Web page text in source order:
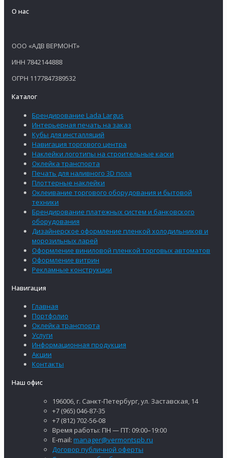
О нас
ООО «АДВ ВЕРМОНТ»
ИНН 7842144888
ОГРН 1177847389532
Каталог
Брендирование Lada Largus
Интерьерная печать на заказ
Кубы для инсталляций
Навигация торгового центра
Наклейки логотипы на строительные каски
Оклейка транспорта
Печать для наливного 3D пола
Плоттерные наклейки
Оклеивание торгового оборудования и бытовой
техники
Брендирование платежных систем и банковского
оборудования
Дизайнерское оформление пленкой холодильников и
морозильных ларей
Оформление виниловой пленкой торговых автоматов
Оформление витрин
Рекламные конструкции
Навигация
Главная
Портфолио
Оклейка транспорта
Услуги
Информационная продукция
Акции
Контакты
Наш офис
196006, г. Санкт-Петербург, ул. Заставская, 14
+7 (965) 046-87-35
+7 (812) 702-56-08
Время работы: ПН — ПТ: 09:00–19:00
E-mail: manager@vermontspb.ru
Договор публичной оферты